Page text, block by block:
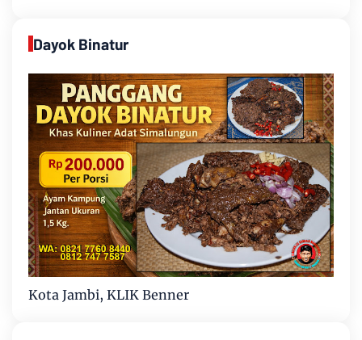
Dayok Binatur
Kota Jambi, KLIK Benner